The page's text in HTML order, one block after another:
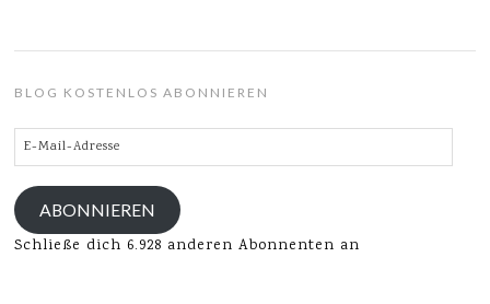
BLOG KOSTENLOS ABONNIEREN
E-
Mail-
Adresse
ABONNIEREN
Schließe dich 6.928 anderen Abonnenten an